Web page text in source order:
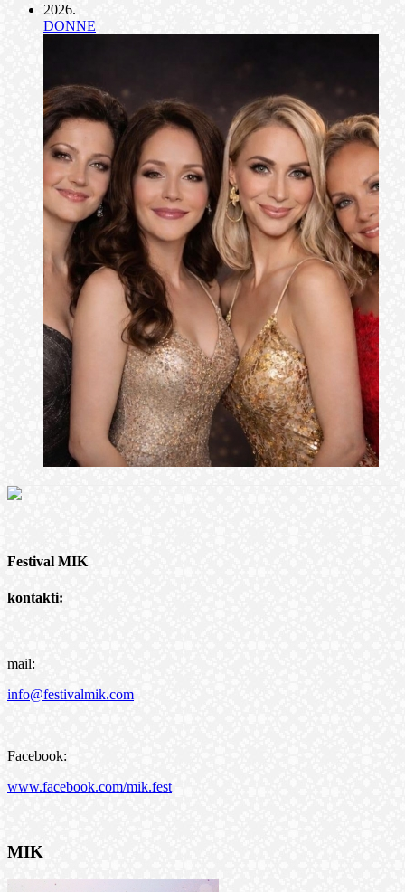
2026.
DONNE
Festival MIK
kontakti:
mail:
info@festivalmik.com
Facebook:
www.facebook.com/mik.fest
MIK